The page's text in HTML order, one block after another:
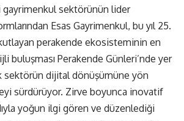
gayrimenkul sektörünün lider
Esas Gayrimenkul, bu yıl 25.
kutlayan perakende ekosisteminin en
buluşması Perakende Günleri’nde yer
sektörün dijital dönüşümüne yön
sürdürüyor. Zirve boyunca inovatif
yoğun ilgi gören ve düzenlediği